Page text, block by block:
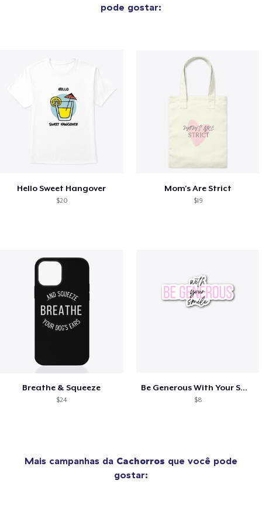
pode gostar:
Hello Sweet Hangover
$20
Mom's Are Strict
$19
Breathe & Squeeze
$24
Be Generous With Your Smile
$8
Mais campanhas da Cachorros que você pode
gostar: